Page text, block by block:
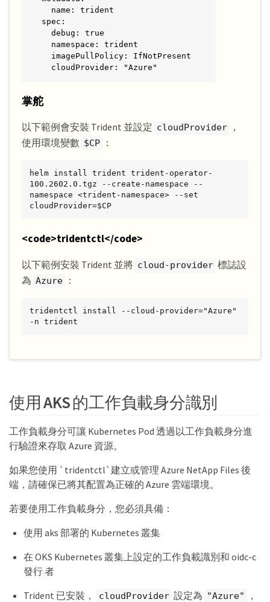
  name: trident
spec:
  debug: true
  namespace: trident
  imagePullPolicy: IfNotPresent
  cloudProvider: "Azure"
掌舵
以下範例會安裝 Trident 並設定 cloudProvider
，
使用環境變數 $CP ：
helm install trident trident-operator-
100.2602.0.tgz --create-namespace --
namespace <trident-namespace> --set
cloudProvider=$CP
<code>tridentctl</code>
以下範例安裝 Trident 並將 cloud-provider 標誌設
為 Azure ：
tridentctl install --cloud-provider="Azure"
-n trident
使用 AKS 的工作負載身分識別
工作負載身分可讓 Kubernetes Pod 透過以工作負載身分進
行驗證來存取 Azure 資源。
如果您使用 `tridentctl`建立或管理 Azure NetApp Files 後
端，請確保已將其配置為正確的 Azure 雲端環境。
若要使用工作負載身分，您必須具備：
使用 aks 部署的 Kubernetes 叢集
在 OKS Kubernetes 叢集上設定的工作負載識別和 oidc-c
發行 者
Trident 已安裝，
cloudProvider 設定為 "Azure" ，